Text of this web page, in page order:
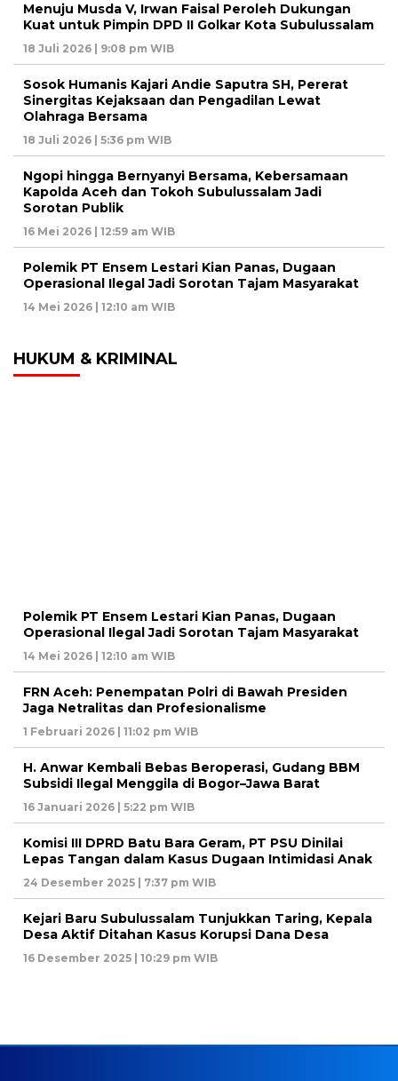
Menuju Musda V, Irwan Faisal Peroleh Dukungan
Kuat untuk Pimpin DPD II Golkar Kota Subulussalam
18 Juli 2026 | 9:08 pm WIB
Sosok Humanis Kajari Andie Saputra SH, Pererat
Sinergitas Kejaksaan dan Pengadilan Lewat
Olahraga Bersama
18 Juli 2026 | 5:36 pm WIB
Ngopi hingga Bernyanyi Bersama, Kebersamaan
Kapolda Aceh dan Tokoh Subulussalam Jadi
Sorotan Publik
16 Mei 2026 | 12:59 am WIB
Polemik PT Ensem Lestari Kian Panas, Dugaan
Operasional Ilegal Jadi Sorotan Tajam Masyarakat
14 Mei 2026 | 12:10 am WIB
HUKUM & KRIMINAL
Polemik PT Ensem Lestari Kian Panas, Dugaan
Operasional Ilegal Jadi Sorotan Tajam Masyarakat
14 Mei 2026 | 12:10 am WIB
FRN Aceh: Penempatan Polri di Bawah Presiden
Jaga Netralitas dan Profesionalisme
1 Februari 2026 | 11:02 pm WIB
H. Anwar Kembali Bebas Beroperasi, Gudang BBM
Subsidi Ilegal Menggila di Bogor–Jawa Barat
16 Januari 2026 | 5:22 pm WIB
Komisi III DPRD Batu Bara Geram, PT PSU Dinilai
Lepas Tangan dalam Kasus Dugaan Intimidasi Anak
24 Desember 2025 | 7:37 pm WIB
Kejari Baru Subulussalam Tunjukkan Taring, Kepala
Desa Aktif Ditahan Kasus Korupsi Dana Desa
16 Desember 2025 | 10:29 pm WIB